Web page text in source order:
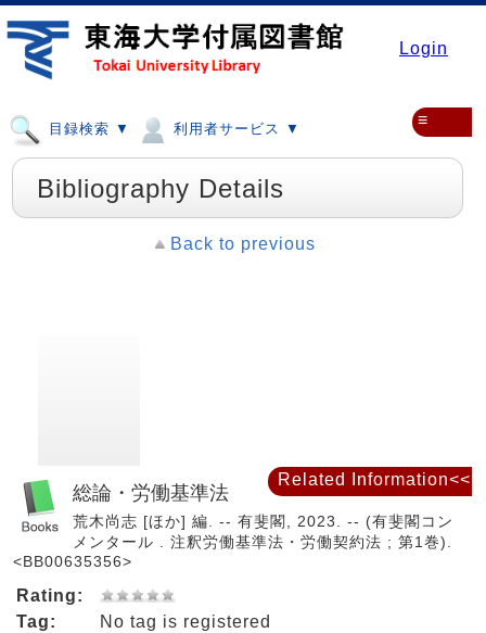
Login
目録検索 ▼ 利用者サービス ▼ ≡
Bibliography Details
Back to previous
総論・労働基準法
荒木尚志 [ほか] 編. -- 有斐閣, 2023. -- (有斐閣コン
メンタール . 注釈労働基準法・労働契約法 ; 第1巻).
<BB00635356>
Rating:
Tag:
No tag is registered
Related Information<<